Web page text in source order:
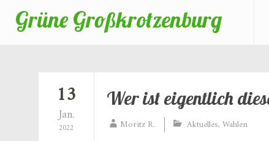
Grüne Großkrotzenburg
13
Jan.
2022
Wer ist eigentlich
Moritz R. Aktuelles, Wahlen